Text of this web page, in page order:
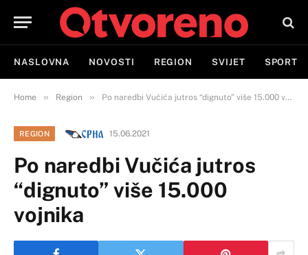
NASLOVNA NOVOSTI REGION SVIJET SPORT
Home » Region » Po naredbi Vučića jutros “dignuto” više 15.000 vojnika
REGION 15.06.2021
Po naredbi Vučića jutros
“dignuto” više 15.000
vojnika